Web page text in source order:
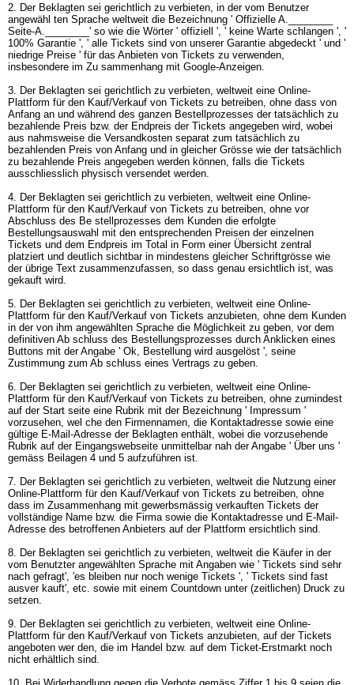
2. Der Beklagten sei gerichtlich zu verbieten, in der vom Benutzer
angewähl ten Sprache weltweit die Bezeichnung ' Offizielle A.________
Seite-A.________' so wie die Wörter ' offiziell ', ' keine Warte schlangen ', '
100% Garantie ', ' alle Tickets sind von unserer Garantie abgedeckt ' und '
niedrige Preise ' für das Anbieten von Tickets zu verwenden,
insbesondere im Zu sammenhang mit Google-Anzeigen.
3. Der Beklagten sei gerichtlich zu verbieten, weltweit eine Online-
Plattform für den Kauf/Verkauf von Tickets zu betreiben, ohne dass von
Anfang an und während des ganzen Bestellprozesses der tatsächlich zu
bezahlende Preis bzw. der Endpreis der Tickets angegeben wird, wobei
aus nahmsweise die Versandkosten separat zum tatsächlich zu
bezahlenden Preis von Anfang und in gleicher Grösse wie der tatsächlich
zu bezahlende Preis angegeben werden können, falls die Tickets
ausschliesslich physisch versendet werden.
4. Der Beklagten sei gerichtlich zu verbieten, weltweit eine Online-
Plattform für den Kauf/Verkauf von Tickets zu betreiben, ohne vor
Abschluss des Be stellprozesses dem Kunden die erfolgte
Bestellungsauswahl mit den entsprechenden Preisen der einzelnen
Tickets und dem Endpreis im Total in Form einer Übersicht zentral
platziert und deutlich sichtbar in mindestens gleicher Schriftgrösse wie
der übrige Text zusammenzufassen, so dass genau ersichtlich ist, was
gekauft wird.
5. Der Beklagten sei gerichtlich zu verbieten, weltweit eine Online-
Plattform für den Kauf/Verkauf von Tickets anzubieten, ohne dem Kunden
in der von ihm angewählten Sprache die Möglichkeit zu geben, vor dem
definitiven Ab schluss des Bestellungsprozesses durch Anklicken eines
Buttons mit der Angabe ' Ok, Bestellung wird ausgelöst ', seine
Zustimmung zum Ab schluss eines Vertrags zu geben.
6. Der Beklagten sei gerichtlich zu verbieten, weltweit eine Online-
Plattform für den Kauf/Verkauf von Tickets zu betreiben, ohne zumindest
auf der Start seite eine Rubrik mit der Bezeichnung ' Impressum '
vorzusehen, wel che den Firmennamen, die Kontaktadresse sowie eine
gültige E-Mail-Adresse der Beklagten enthält, wobei die vorzusehende
Rubrik auf der Eingangswebseite unmittelbar nah der Angabe ' Über uns '
gemäss Beilagen 4 und 5 aufzuführen ist.
7. Der Beklagten sei gerichtlich zu verbieten, weltweit die Nutzung einer
Online-Plattform für den Kauf/Verkauf von Tickets zu betreiben, ohne
dass im Zusammenhang mit gewerbsmässig verkauften Tickets der
vollständige Name bzw. die Firma sowie die Kontaktadresse und E-Mail-
Adresse des betroffenen Anbieters auf der Plattform ersichtlich sind.
8. Der Beklagten sei gerichtlich zu verbieten, weltweit die Käufer in der
vom Benutzter angewählten Sprache mit Angaben wie ' Tickets sind sehr
nach gefragt', 'es bleiben nur noch wenige Tickets ', ' Tickets sind fast
ausver kauft', etc. sowie mit einem Countdown unter (zeitlichen) Druck zu
setzen.
9. Der Beklagten sei gerichtlich zu verbieten, weltweit eine Online-
Plattform für den Kauf/Verkauf von Tickets anzubieten, auf der Tickets
angeboten wer den, die im Handel bzw. auf dem Ticket-Erstmarkt noch
nicht erhältlich sind.